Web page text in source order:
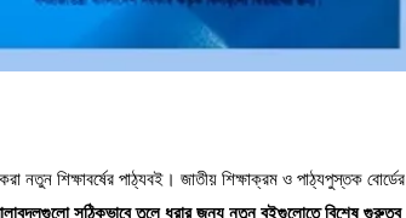
নতুন শিক্ষাবর্ষের পাঠ্যবই। জাতীয় শিক্ষাক্রম ও পাঠ্যপুস্তক বোর্ডের
সঠিকভাবে তুলে ধরার জন্য নতুন বইগুলোতে বিশেষ গুরুত্ব